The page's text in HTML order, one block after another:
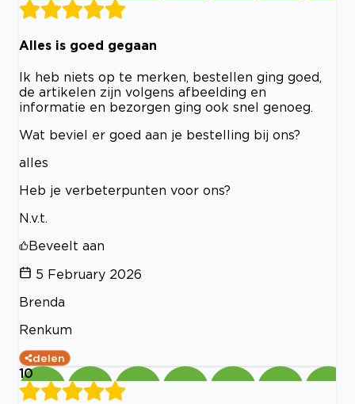
Alles is goed gegaan
Ik heb niets op te merken, bestellen ging goed,
de artikelen zijn volgens afbeelding en
informatie en bezorgen ging ook snel genoeg.
Wat beviel er goed aan je bestelling bij ons?
alles
Heb je verbeterpunten voor ons?
N.v.t.
Beveelt aan
5 February 2026
Brenda
Renkum
delen
10